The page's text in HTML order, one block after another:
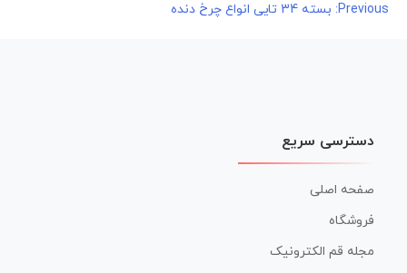
راهبری
Previous: بسته 34 تایی انواع چرخ دنده
دسترسی سریع
صفحه اصلی
فروشگاه
مجله قم الکترونیک